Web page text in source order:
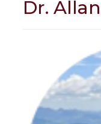
Dr.